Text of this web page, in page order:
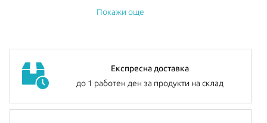
EAN: 195950631753
Анонсиран:
Септември 2025
Допълнителна информация: можете да намерите
Покажи още
Експресна доставка
до 1 работен ден за продукти на склад